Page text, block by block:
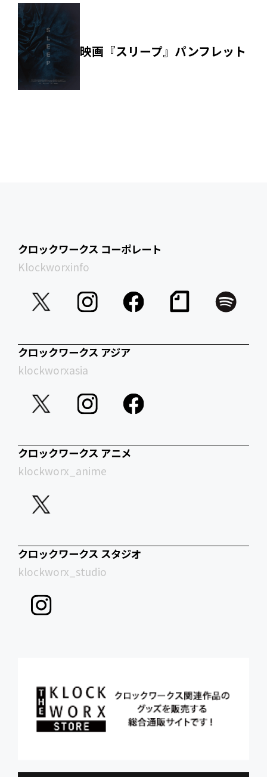
映画『スリープ』パンフレット
クロックワークス コーポレート
Klockworxinfo
クロックワークス アジア
klockworxasia
クロックワークス アニメ
klockworx_anime
クロックワークス スタジオ
klockworx_studio